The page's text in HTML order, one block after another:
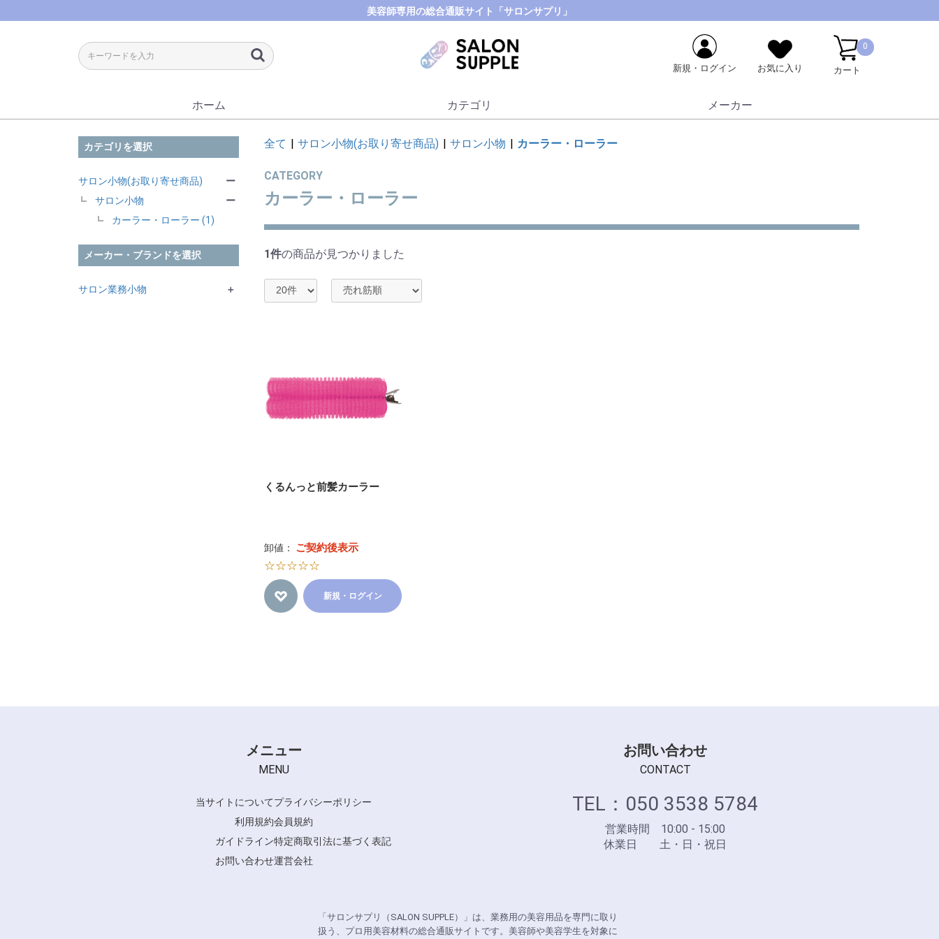
美容師専用の総合通販サイト「サロンサプリ」
新規・ログイン お気に入り
0
カート
ホーム カテゴリ メーカー
カテゴリを選択
サロン小物(お取り寄せ商品)
サロン小物
カーラー・ローラー (1)
ー
ー
メーカー・ブランドを選択
サロン業務小物 ＋
全て サロン小物(お取り寄せ商品) サロン小物 カーラー・ローラー
CATEGORY
カーラー・ローラー
1件の商品が見つかりました
くるんっと前髪カーラー
卸値： ご契約後表示
☆☆☆☆☆
新規・ログイン
メニュー
MENU
当サイトについてプライバシーポリシー
利用規約会員規約
ガイドライン特定商取引法に基づく表記
お問い合わせ運営会社
お問い合わせ
CONTACT
TEL：050 3538 5784
営業時間 10:00 - 15:00
休業日 土・日・祝日
「サロンサプリ（SALON SUPPLE）」は、業務用の美容用品を専門に取り
扱う、プロ用美容材料の総合通販サイトです。美容師や美容学生を対象に